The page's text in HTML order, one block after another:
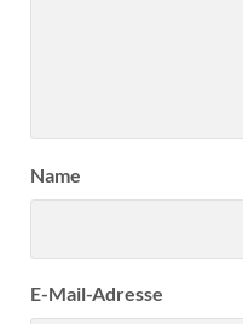
Name
E-Mail-Adresse